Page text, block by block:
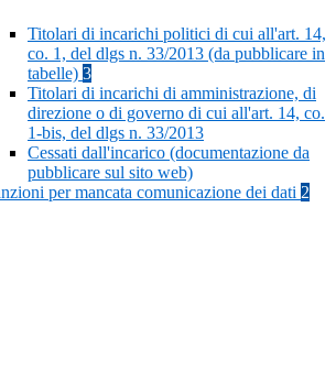
Titolari di incarichi politici di cui all'art. 14,
co. 1, del dlgs n. 33/2013 (da pubblicare in
tabelle) 3
Titolari di incarichi di amministrazione, di
direzione o di governo di cui all'art. 14, co.
1-bis, del dlgs n. 33/2013
Cessati dall'incarico (documentazione da
pubblicare sul sito web)
per mancata comunicazione dei dati 2